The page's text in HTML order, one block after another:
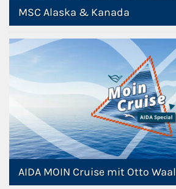
MSC Alaska & Kanada
AIDA MOIN Cruise mit Otto